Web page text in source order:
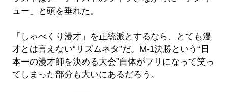
ュー」と頭を垂れた。
「しゃべくり漫才」を正統派とするなら、とても漫
才とは言えない“リズムネタ”だ。M-1決勝という“日
本一の漫才師を決める大会”自体がフリになって笑っ
てしまった部分も大いにあるだろう。